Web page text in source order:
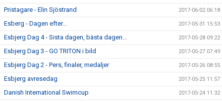
Pristagare - Elin Sjöstrand 2017-06-02 06:18
Esberg - Dagen efter... 2017-05-31 15:53
Esbjerg Dag 4 - Sista dagen, bästa dagen... 2017-05-28 09:22
Esbjerg Dag 3 - GO TRITON i bild 2017-05-27 07:49
Esbjerg Dag 2 - Pers, finaler, medaljer 2017-05-26 08:55
Esbjerg avresedag 2017-05-25 11:57
Danish International Swimcup 2017-05-24 11:32